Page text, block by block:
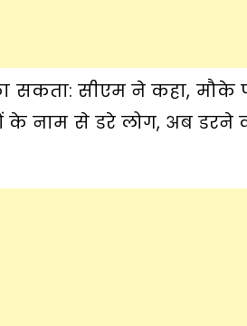
सकता: सीएम ने कहा, मौके
के नाम से डरे लोग, अब डरने